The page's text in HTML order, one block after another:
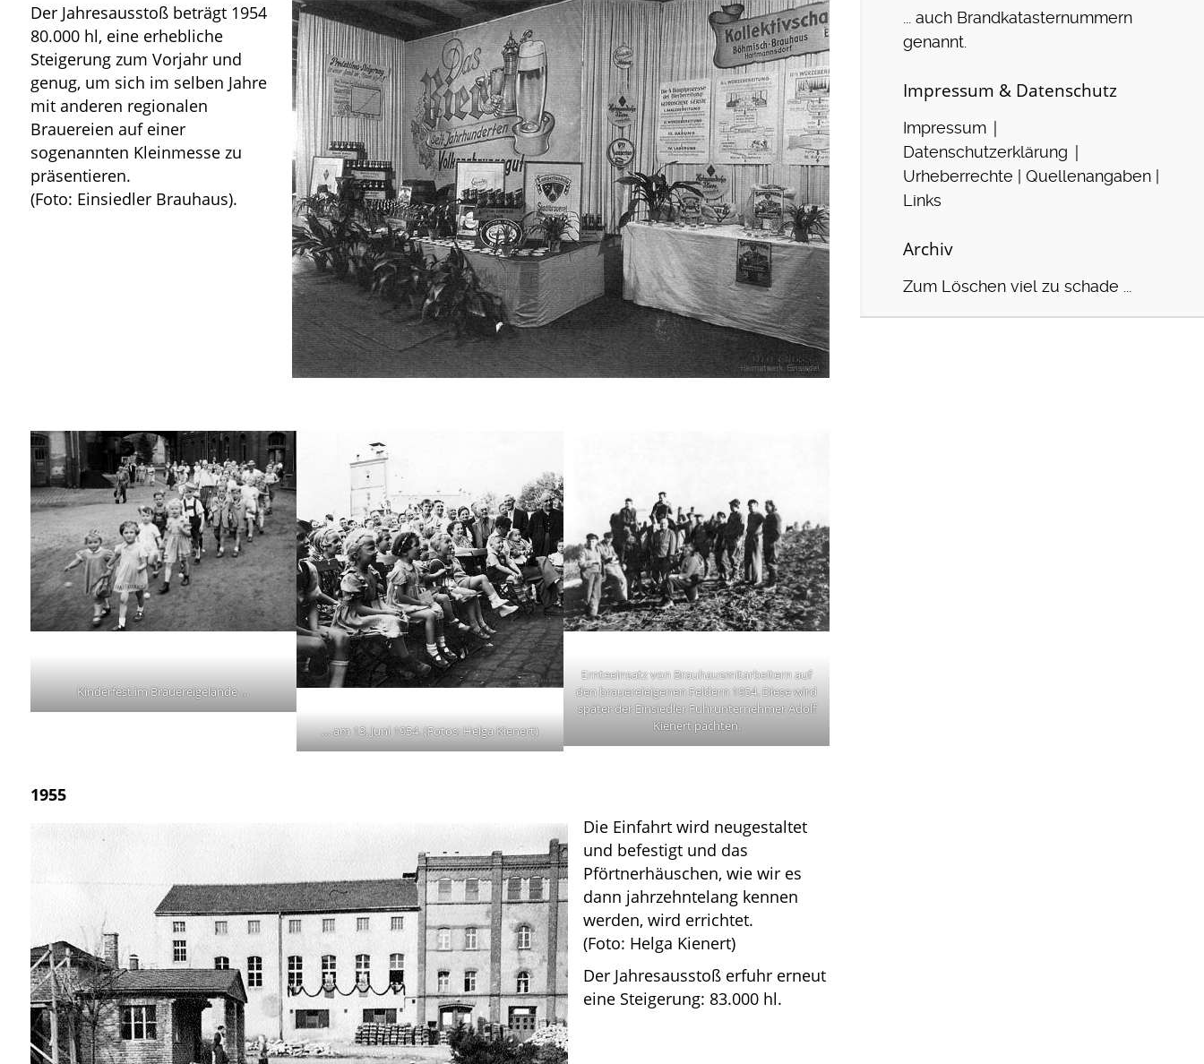
Der Jahresausstoß beträgt 1954
80.000 hl, eine erhebliche
Steigerung zum Vorjahr und
genug, um sich im selben Jahre
mit anderen regionalen
Brauereien auf einer
sogenannten Kleinmesse zu
präsentieren.
(Foto: Einsiedler Brauhaus).
Kinderfest im Brauereigelände …
… am 13. Juni 1954. (Fotos: Helga Kienert)
Ernteeinsatz von Brauhausmitarbeitern auf
den brauereieigenen Feldern 1954. Diese wird
später der Einsiedler Fuhrunternehmer Adolf
Kienert pachten.
1955
Die Einfahrt wird neugestaltet
und befestigt und das
Pförtnerhäuschen, wie wir es
dann jahrzehntelang kennen
werden, wird errichtet.
(Foto: Helga Kienert)
Der Jahresausstoß erfuhr erneut
eine Steigerung: 83.000 hl.
... auch Brandkatasternummern
genannt.
Impressum & Datenschutz
Impressum |
Datenschutzerklärung |
Urheberrechte | Quellenangaben |
Links
Archiv
Zum Löschen viel zu schade ...